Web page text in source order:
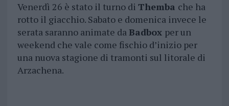
Venerdì 26 è stato il turno di Themba che ha
rotto il giacchio. Sabato e domenica invece le
serata saranno animate daBadbox per un
weekend che vale come fischio d’inizio per
una nuova stagione di tramonti sul litorale di
Arzachena.